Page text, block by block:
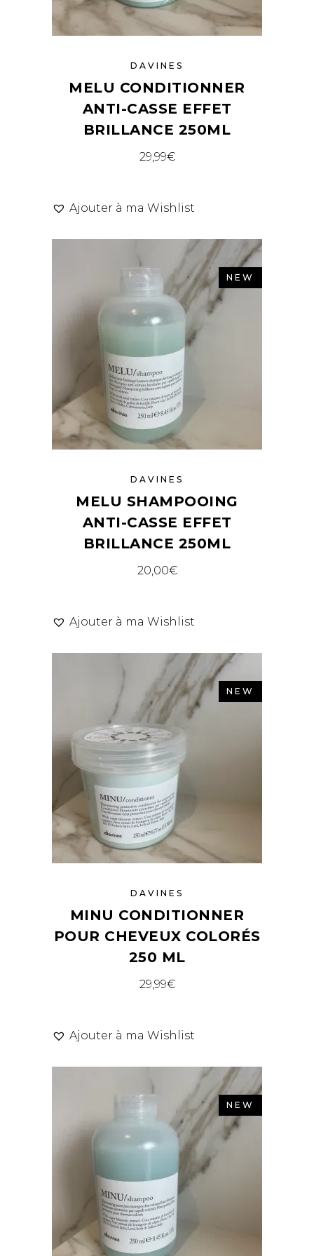
DAVINES
MELU CONDITIONNER
ANTI-CASSE EFFET
BRILLANCE 250ML
29,99€
Ajouter à ma Wishlist
NEW
DAVINES
MELU SHAMPOOING
ANTI-CASSE EFFET
BRILLANCE 250ML
20,00€
Ajouter à ma Wishlist
NEW
DAVINES
MINU CONDITIONNER
POUR CHEVEUX COLORÉS
250 ML
29,99€
Ajouter à ma Wishlist
NEW